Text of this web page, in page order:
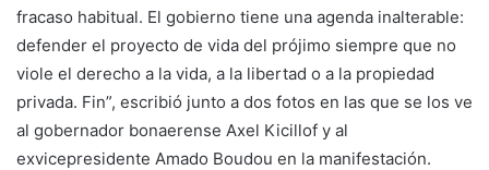
fracaso habitual. El gobierno tiene una agenda inalterable:
defender el proyecto de vida del prójimo siempre que no
viole el derecho a la vida, a la libertad o a la propiedad
privada. Fin”, escribió junto a dos fotos en las que se los ve
al gobernador bonaerense Axel Kicillof y al
exvicepresidente Amado Boudou en la manifestación.